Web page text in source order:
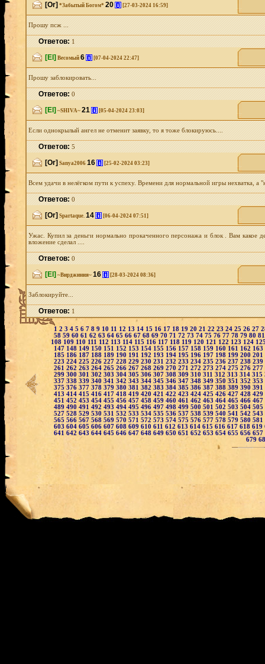
[Or] *Забытый Богом* 20 [i] [27-03-2024 16:59]
Прошу псж ...
Ответов:1
[El] Весомый 6 [i] [07-04-2024 22:47]
Прошу заблокировать...
Ответов:0
[El] ~SHIVA~ 21 [i] [05-04-2024 23:03]
Если однокрылый ангел не отменит заявку, то я тоже блокируюсь....
Ответов:5
[Or] Sanya2006 16 [i] [25-02-2024 03:23]
Всем удачи в нелёгком пути к успеху. Времени для нормальной игры нехватка, а
Ответов:0
[Or] Spartaque. 14 [i] [06-04-2024 07:51]
Ужас. Купил за деньги нормально прокаченного персонажа и блок . Вам какое
вложение сделал ....
Ответов:0
[El] ~Вирджиния~ 16 [i] [28-03-2024 08:36]
Заблокируйте...
Ответов:1
1 2 3 4 5 6 7 8 9 10 11 12 13 14 15 16 17 18 19 20 21 22 23 24 25 26 27
58 59 60 61 62 63 64 65 66 67 68 69 70 71 72 73 74 75 76 77 78 79 80
108 109 110 111 112 113 114 115 116 117 118 119 120 121 122 123 124
147 148 149 150 151 152 153 154 155 156 157 158 159 160 161 162 163
185186 187 188 189 190 191 192 193 194 195 196 197 198 199 200 201
223 224 225 226 227 228 229 230 231 232 233 234 235 236 237 238 239
261 262 263 264 265 266 267 268 269 270 271 272 273 274 275 276 277
299 300 301 302 303 304 305 306 307 308 309 310 311 312 313 314 315
337 338 339 340 341 342 343 344 345 346 347 348 349 350 351 352 353
375376 377 378 379 380 381 382 383 384 385 386 387 388 389 390 391
413 414 415 416 417 418 419 420 421 422 423 424 425 426 427 428 429
451 452 453 454 455 456 457 458 459 460 461 462 463 464 465 466 467
489 490 491 492 493 494 495 496 497 498 499 500 501 502 503 504 505
527 528 529 530 531 532 533 534 535 536 537 538 539 540 541 542 543
565 566 567 568 569 570 571 572 573 574 575 576 577 578 579 580 581
603 604 605 606 607 608 609 610 611 612613 614 615 616 617 618 619
641 642 643 644 645 646 647 648 649 650 651 652 653 654 655 656 657
679